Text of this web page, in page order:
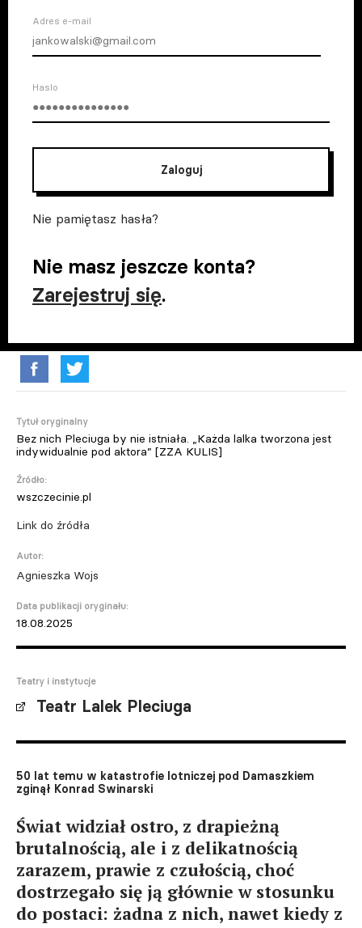
Adres e-mail
Haslo
Zaloguj
Nie pamiętasz hasła?
Nie masz jeszcze konta?
Zarejestruj się.
Tytuł oryginalny
Bez nich Pleciuga by nie istniała. „Każda lalka tworzona jest
indywidualnie pod aktora” [ZZA KULIS]
Źródło:
wszczecinie.pl
Link do źródła
Autor:
Agnieszka Wojs
Data publikacji oryginału:
18.08.2025
Teatry i instytucje
Teatr Lalek Pleciuga
50 lat temu w katastrofie lotniczej pod Damaszkiem
zginął Konrad Swinarski
Świat widział ostro, z drapieżną
brutalnością, ale i z delikatnością
zarazem, prawie z czułością, choć
dostrzegało się ją głównie w stosunku
do postaci: żadna z nich, nawet kiedy z